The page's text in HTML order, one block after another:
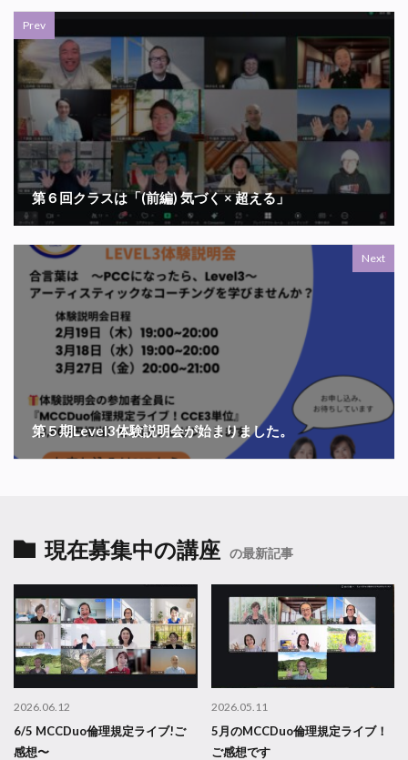
Prev
第６回クラスは「(前編) 気づく × 超える」
Next
第５期Level3体験説明会が始まりました。
現在募集中の講座 の最新記事
2026.06.12
6/5 MCCDuo倫理規定ライブ!ご
感想〜
2026.05.11
5月のMCCDuo倫理規定ライブ！
ご感想です